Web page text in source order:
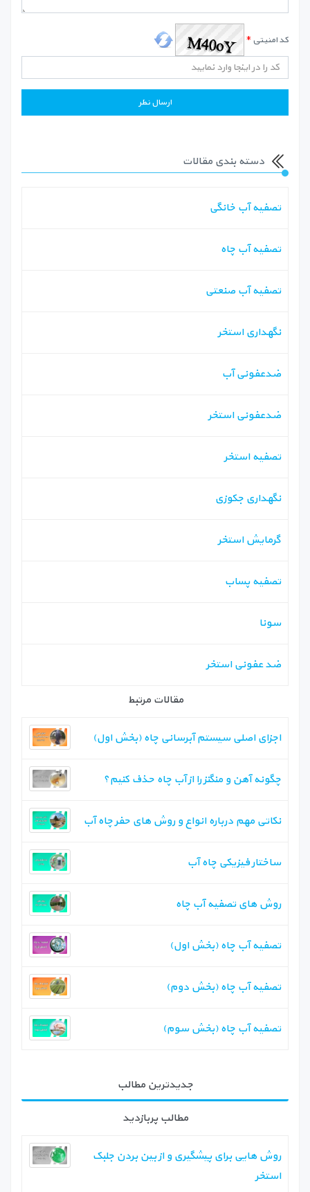
کد امنیتی*
دسته بندی مقالات
تصفیه آب خانگی
تصفیه آب چاه
تصفیه آب صنعتی
نگهداری استخر
ضدعفونی آب
ضدعفونی استخر
تصفیه استخر
نگهداری جکوزی
گرمایش استخر
تصفیه پساب
سونا
ضد عفونی استخر
مقالات مرتبط
اجزای اصلی سیستم آبرسانی چاه (بخش اول)‏
چگونه آهن و منگنز را از آب چاه حذف کنیم؟
نکاتی مهم درباره انواع و روش های حفر چاه آب
ساختار فیزیکی چاه آب
روش های تصفیه آب چاه
تصفیه آب چاه (بخش اول)‏
‏تصفیه آب چاه (بخش دوم)
‏تصفیه آب چاه (بخش سوم)
جدیدترین مطالب
مطالب پربازدید
روش هایی برای پیشگیری و از بین بردن جلبک
استخر